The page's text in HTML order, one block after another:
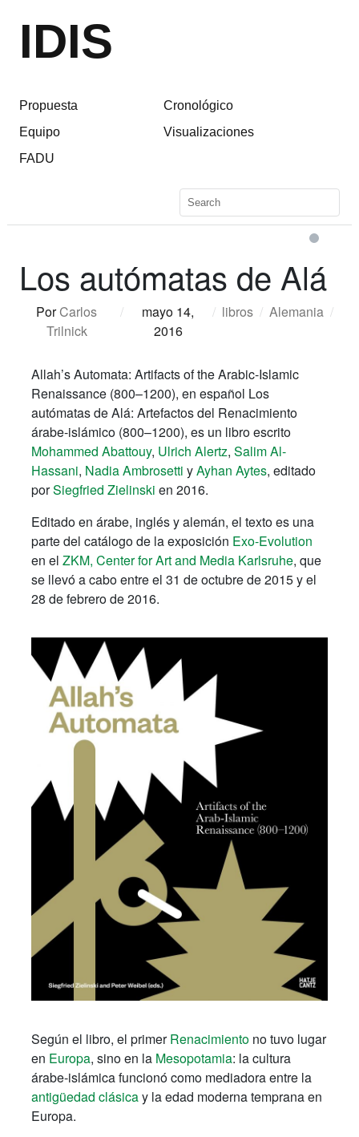
IDIS
Propuesta
Equipo
FADU
Cronológico
Visualizaciones
Los autómatas de Alá
PorCarlos
Trilnick
/
mayo 14,
2016
/ libros / Alemania /
Allah’s Automata: Artifacts of the Arabic-Islamic
Renaissance (800–1200), en español Los
autómatas de Alá: Artefactos del Renacimiento
árabe-islámico (800–1200), es un libro escrito
Mohammed Abattouy, Ulrich Alertz, Salim Al-
Hassani, Nadia Ambrosetti yAyhan Aytes, editado
porSiegfried Zielinski en 2016.
Editado en árabe, inglés y alemán, el texto es una
parte del catálogo de la exposición Exo-Evolution
en el ZKM, Center for Art and Media Karlsruhe, que
se llevó a cabo entre el 31 de octubre de 2015 y el
28 de febrero de 2016.
Según el libro, el primerRenacimiento no tuvo lugar
en Europa, sino en la Mesopotamia: la cultura
árabe-islámica funcionó como mediadora entre la
antigüedad clásicay la edad moderna temprana en
Europa.